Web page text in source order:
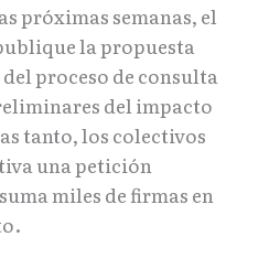
próximas semanas, el
la propuesta
proceso de consulta
del impacto
tanto, los colectivos
una petición
miles de firmas en